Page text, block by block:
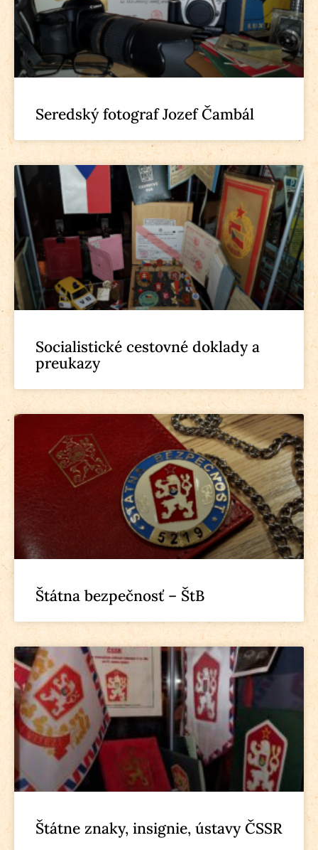
Seredský fotograf Jozef Čambál
Socialistické cestovné doklady a
preukazy
Štátna bezpečnosť – ŠtB
Štátne znaky, insignie, ústavy ČSSR